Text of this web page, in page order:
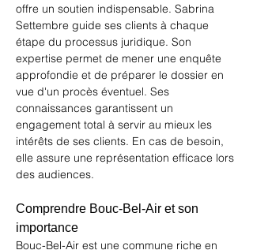
offre un soutien indispensable. Sabrina
Settembre guide ses clients à chaque
étape du processus juridique. Son
expertise permet de mener une enquête
approfondie et de préparer le dossier en
vue d'un procès éventuel. Ses
connaissances garantissent un
engagement total à servir au mieux les
intérêts de ses clients. En cas de besoin,
elle assure une représentation efficace lors
des audiences.
Comprendre Bouc-Bel-Air et son
importance
Bouc-Bel-Air est une commune riche en